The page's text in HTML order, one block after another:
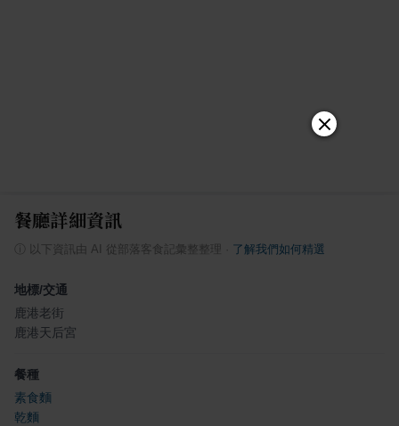
餐廳詳細資訊
以下資訊由 AI 從部落客食記彙整整理 了解我們如何精選
地標/交通
鹿港老街
鹿港天后宮
餐種
素食麵
乾麵